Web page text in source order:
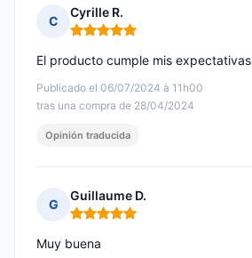
C
Cyrille R.
Nota: 5 de 5
Publicado el 06/07/2024 à 11h00
tras una compra de 28/04/2024
El producto cumple mis expectativas
Opinión traducida
G
Guillaume D.
Nota: 5 de 5
Muy buena